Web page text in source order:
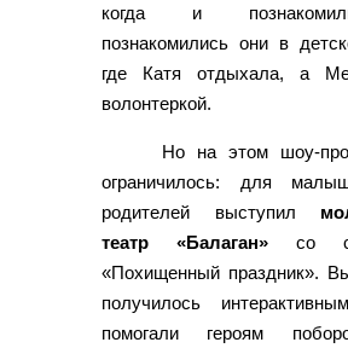
когда и
познакомились они в
где Катя отдыхала, а
волонтеркой.
Но на этом шоу-
ограничилось: для
родителей выступил
театр «Балаган» со
«Похищенный праздник».
получилось
помогали героям